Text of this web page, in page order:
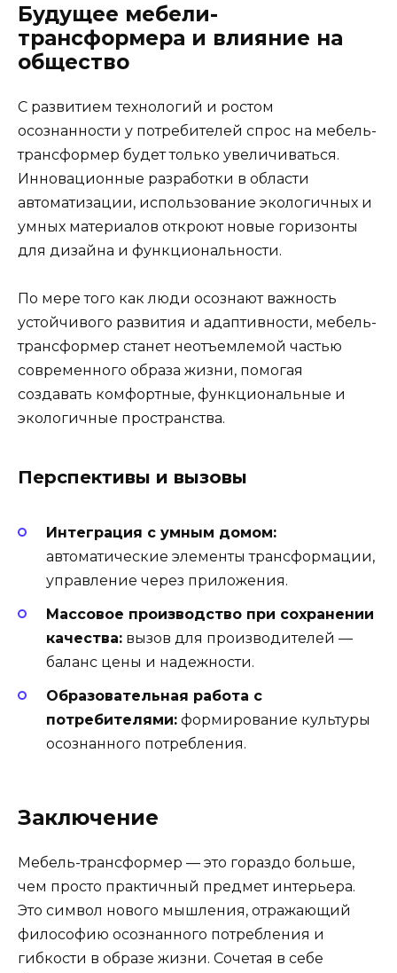
Будущее мебели-
трансформера и влияние на
общество
С развитием технологий и ростом
осознанности у потребителей спрос на мебель-
трансформер будет только увеличиваться.
Инновационные разработки в области
автоматизации, использование экологичных и
умных материалов откроют новые горизонты
для дизайна и функциональности.
По мере того как люди осознают важность
устойчивого развития и адаптивности, мебель-
трансформер станет неотъемлемой частью
современного образа жизни, помогая
создавать комфортные, функциональные и
экологичные пространства.
Перспективы и вызовы
Интеграция с умным домом:
автоматические элементы трансформации,
управление через приложения.
Массовое производство при сохранении
качества: вызов для производителей —
баланс цены и надежности.
Образовательная работа с
потребителями: формирование культуры
осознанного потребления.
Заключение
Мебель-трансформер — это гораздо больше,
чем просто практичный предмет интерьера.
Это символ нового мышления, отражающий
философию осознанного потребления и
гибкости в образе жизни. Сочетая в себе